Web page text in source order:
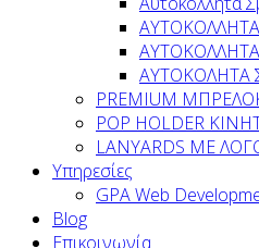
PREMIUM
POP HOLDER
LANYARDS ΜΕ
Υπηρεσίες
GPA Web
Blog
Επικοινωνία